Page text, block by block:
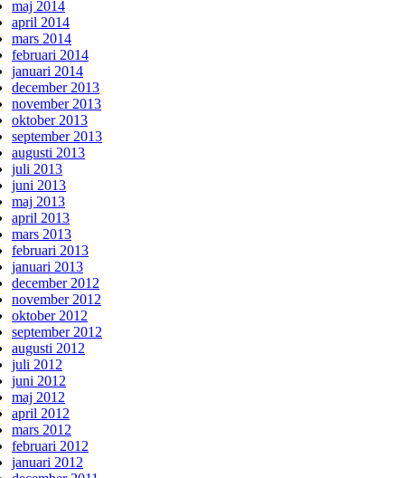
maj 2014
april 2014
mars 2014
februari 2014
januari 2014
december 2013
november 2013
oktober 2013
september 2013
augusti 2013
juli 2013
juni 2013
maj 2013
april 2013
mars 2013
februari 2013
januari 2013
december 2012
november 2012
oktober 2012
september 2012
augusti 2012
juli 2012
juni 2012
maj 2012
april 2012
mars 2012
februari 2012
januari 2012